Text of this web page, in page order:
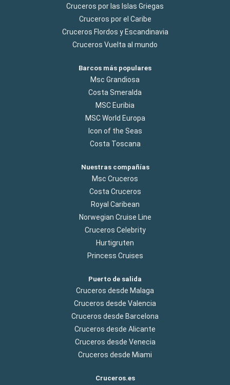
Cruceros por las Islas Griegas
Cruceros por el Caribe
Cruceros Flordos y Escandinavia
Cruceros Vuelta al mundo
Barcos más populares
Msc Grandiosa
Costa Smeralda
MSC Euribia
MSC World Europa
Icon of the Seas
Costa Toscana
Nuestras compañías
Msc Cruceros
Costa Cruceros
Royal Caribean
Norwegian Cruise Line
Cruceros Celebrity
Hurtigruten
Princess Cruises
Puerto de salida
Cruceros desde Malaga
Cruceros desde Valencia
Cruceros desde Barcelona
Cruceros desde Alicante
Cruceros desde Venecia
Cruceros desde Miami
Cruceros.es